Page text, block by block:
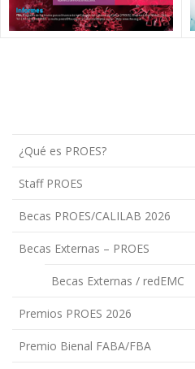
¿Qué es PROES?
Staff PROES
Becas PROES/CALILAB 2026
Becas Externas – PROES
Becas Externas / redEMC
Premios PROES 2026
Premio Bienal FABA/FBA